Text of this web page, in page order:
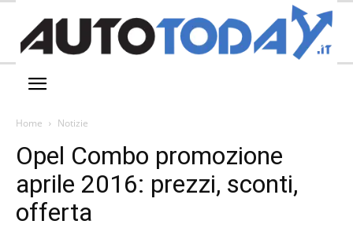
Home Notizie
Opel Combo promozione
aprile 2016: prezzi, sconti,
offerta